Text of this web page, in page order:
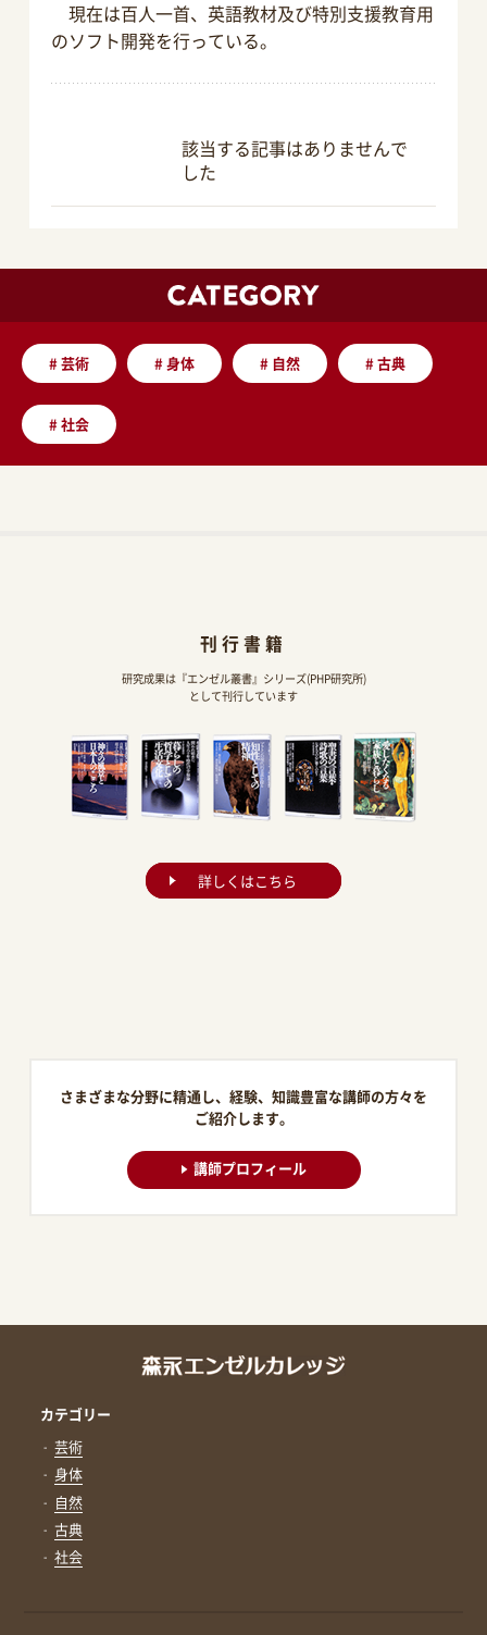
現在は百人一首、英語教材及び特別支援教育用
のソフト開発を行っている。
該当する記事はありませんで
した
#芸術 #身体 # 自然 #古典
#社会
刊行書籍
研究成果は『エンゼル叢書』シリーズ(PHP研究所)
として刊行しています
詳しくはこちら
さまざまな分野に精通し、経験、知識豊富な講師の方々を
ご紹介します。
講師プロフィール
カテゴリー
芸術
身体
自然
古典
社会